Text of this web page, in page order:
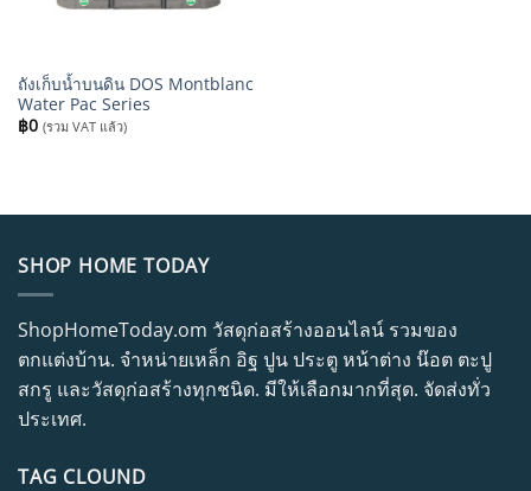
ถังเก็บน้ำบนดิน DOS Montblanc
Water Pac Series
฿0 (รวม VAT แล้ว)
SHOP HOME TODAY
ShopHomeToday.om วัสดุก่อสร้างออนไลน์ รวมของ
ตกแต่งบ้าน. จำหน่ายเหล็ก อิฐ ปูน ประตู หน้าต่าง น๊อต ตะปู
สกรู และวัสดุก่อสร้างทุกชนิด. มีให้เลือกมากที่สุด. จัดส่งทั่ว
ประเทศ.
TAG CLOUND